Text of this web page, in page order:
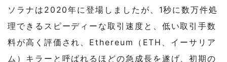
ソラナは2020年に登場しましたが、1秒に数万件処
理できるスピーディーな取引速度と、低い取引手数
料が高く評価され、Ethereum（ETH、イーサリア
ム）キラーと呼ばれるほどの急成長を遂げ、初期の